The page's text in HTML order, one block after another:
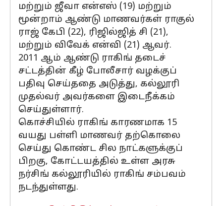
மற்றும் ஜீவா என்எஸ் (19) மற்றும்
மூன்றாம் ஆண்டு மாணவர்கள் ராகுல்
ராஜ் கேபி (22), ரிஜில்ஜித் சி (21),
மற்றும் விவேக் என்வி (21) ஆவர்.
2011 ஆம் ஆண்டு ராகிங் தடைச்
சட்டத்தின் கீழ் போலீசார் வழக்குப்
பதிவு செய்ததை அடுத்து, கல்லூரி
முதல்வர் அவர்களை இடைநீக்கம்
செய்துள்ளார்.
கொச்சியில் ராகிங் காரணமாக 15
வயது பள்ளி மாணவர் தற்கொலை
செய்து கொண்ட சில நாட்களுக்குப்
பிறகு, கோட்டயத்தில் உள்ள அரசு
நர்சிங் கல்லூரியில் ராகிங் சம்பவம்
நடந்துள்ளது.